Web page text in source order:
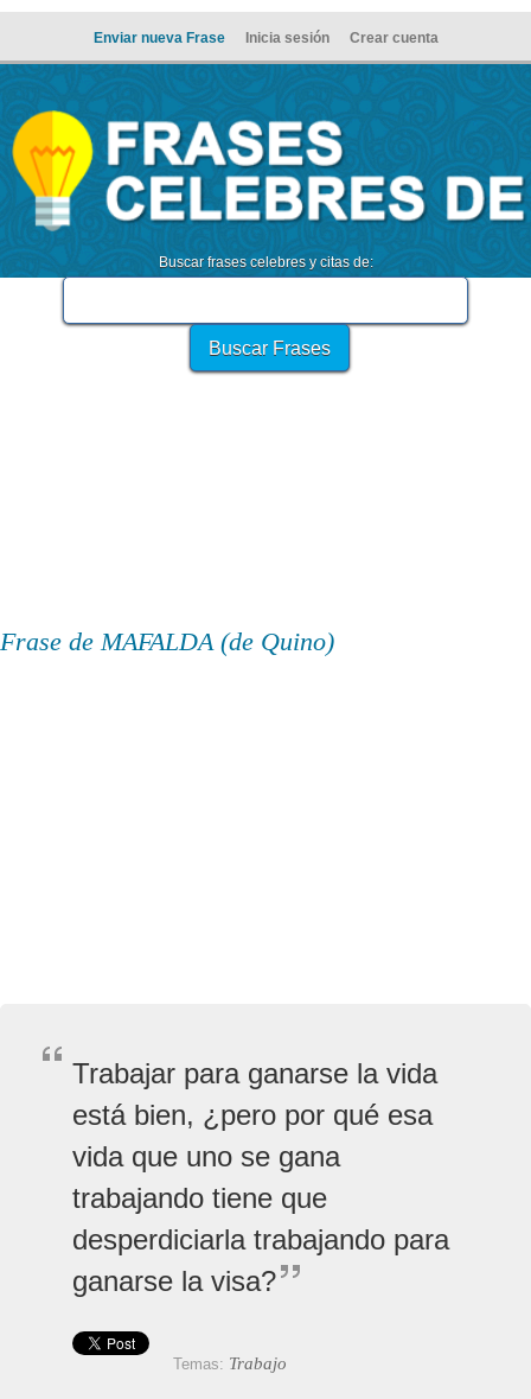
Enviar nueva Frase Inicia sesión Crear cuenta
Buscar frases celebres y citas de:
Frase de MAFALDA (de Quino)
Trabajar para ganarse la vida
está bien, ¿pero por qué esa
vida que uno se gana
trabajando tiene que
desperdiciarla trabajando para
ganarse la visa?
Temas: Trabajo